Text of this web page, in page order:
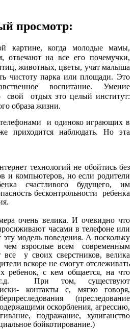
просмотр:
картине, когда молодые мамы,
отвечают на все его почемучки,
животных, цветы, учат малыша
чистоту парка или площади. Это
воспитание. Умение
свой отдых это целый институт:
образа жизни.
и одиноко играющих в
наблюдать. Но эта
технологий не обойтись без
и компьютеров, но если родители
счастливого будущего, им
бесконтрольности ребенка
очень велика. И очевидно что
часами в телефоне или
модель поведения. А поскольку
чем взрослые всем современным
у своих сверстников, велика
вскоре не смогут отслеживать
ребенок, с кем общается, на что
При том, существуют
контакты с, мягко говоря,
(преследование
оскорбления, агрессию,
подражание, хулиганство
бойкотирование.)